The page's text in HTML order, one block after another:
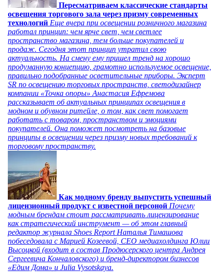
Пересматриваем классические стандарты
освещения торгового зала через призму современных
технологий Еще вчера при освещении розничного магазина
работал принцип: чем ярче свет, чем светлее
пространство магазина, тем больше покупателей и
продаж. Сегодня этот принцип утратил свою
актуальность. На смену ему пришел тренд на хорошо
продуманную концепцию, грамотно используемое освещение,
правильно подобранные осветительные приборы. Эксперт
SR по освещению торговых пространств, светодизайнер
компании «Точка опоры» Анастасия Ефремова
рассказывает об актуальных принципах освещения в
модном и обувном ритейле, о том, как свет помогает
работать с товаром, пространством и эмоциями
покупателей. Она поможет посмотреть на базовые
принципы в освещении через призму новых требований к
торговому пространству.
Как модному бренду выпустить успешный
лицензионный продукт с известной персоной Почему
модным брендам стоит рассматривать лицензирование
как стратегический инструмент — об этом главный
редактор журнала Shoes Report Наталья Тимашова
побеседовала с Марией Козеевой, СЕО медиахолдинга Юлии
Высоцкой (входит в состав Продюсерского центра Андрея
Сергеевича Кончаловского) и бренд-директором бизнесов
«Едим Дома» и Julia Vysotskaya.